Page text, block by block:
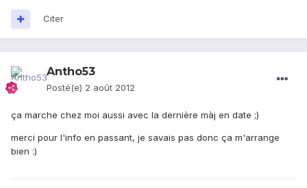
Citer
Antho53
Posté(e) 2 août 2012
ça marche chez moi aussi avec la dernière màj en date ;)
merci pour l'info en passant, je savais pas donc ça m'arrange
bien :)